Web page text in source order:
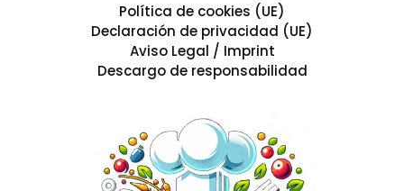
Política de cookies (UE)
Declaración de privacidad (UE)
Aviso Legal / Imprint
Descargo de responsabilidad